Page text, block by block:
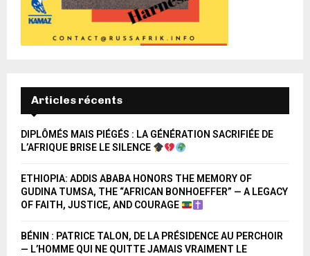
Articles récents
DIPLÔMÉS MAIS PIÉGÉS : LA GÉNÉRATION SACRIFIÉE DE
L’AFRIQUE BRISE LE SILENCE
ETHIOPIA: ADDIS ABABA HONORS THE MEMORY OF
GUDINA TUMSA, THE “AFRICAN BONHOEFFER” — A LEGACY
OF FAITH, JUSTICE, AND COURAGE
BÉNIN : PATRICE TALON, DE LA PRÉSIDENCE AU PERCHOIR
— L’HOMME QUI NE QUITTE JAMAIS VRAIMENT LE